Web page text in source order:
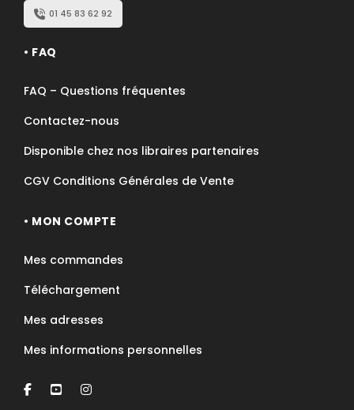
01 45 83 62 92
• FAQ
FAQ – Questions fréquentes
Contactez-nous
Disponible chez nos libraires partenaires
CGV Conditions Générales de Vente
• MON COMPTE
Mes commandes
Téléchargement
Mes adresses
Mes informations personnelles